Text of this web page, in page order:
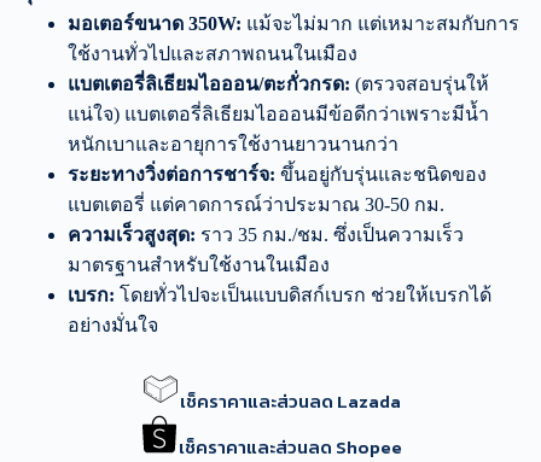
มอเตอร์ขนาด 350W: แม้จะไม่มาก แต่เหมาะสมกับการ
ใช้งานทั่วไปและสภาพถนนในเมือง
แบตเตอรี่ลิเธียมไอออน/ตะกั่วกรด: (ตรวจสอบรุ่นให้
แน่ใจ) แบตเตอรี่ลิเธียมไอออนมีข้อดีกว่าเพราะมีน้ำ
หนักเบาและอายุการใช้งานยาวนานกว่า
ระยะทางวิ่งต่อการชาร์จ: ขึ้นอยู่กับรุ่นและชนิดของ
แบตเตอรี่ แต่คาดการณ์ว่าประมาณ 30-50 กม.
ความเร็วสูงสุด: ราว 35 กม./ชม. ซึ่งเป็นความเร็ว
มาตรฐานสำหรับใช้งานในเมือง
เบรก: โดยทั่วไปจะเป็นแบบดิสก์เบรก ช่วยให้เบรกได้
อย่างมั่นใจ
เช็คราคาและส่วนลด Lazada
เช็คราคาและส่วนลด Shopee